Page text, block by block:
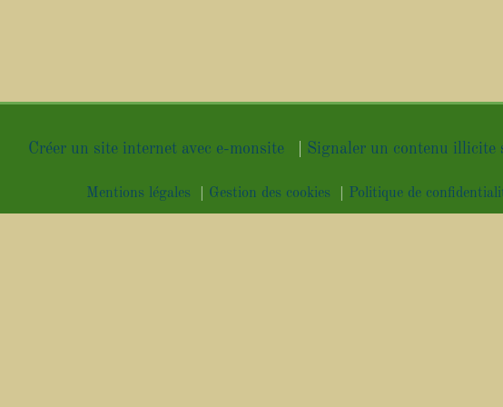
Créer un site internet avec e-monsite Signaler un contenu illicite
Mentions légales Gestion des cookies Politique de